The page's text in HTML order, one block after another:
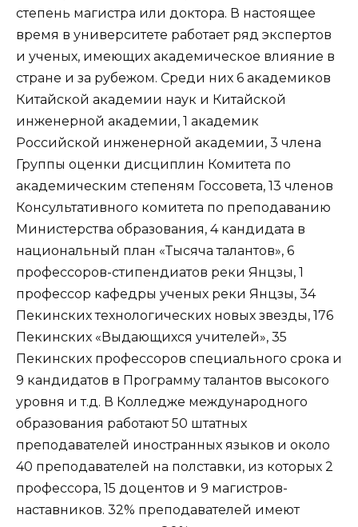
степень магистра или доктора. В настоящее
время в университете работает ряд экспертов
и ученых, имеющих академическое влияние в
стране и за рубежом. Среди них 6 академиков
Китайской академии наук и Китайской
инженерной академии, 1 академик
Российской инженерной академии, 3 члена
Группы оценки дисциплин Комитета по
академическим степеням Госсовета, 13 членов
Консультативного комитета по преподаванию
Министерства образования, 4 кандидата в
национальный план «Тысяча талантов», 6
профессоров-стипендиатов реки Янцзы, 1
профессор кафедры ученых реки Янцзы, 34
Пекинских технологических новых звезды, 176
Пекинских «Выдающихся учителей», 35
Пекинских профессоров специального срока и
9 кандидатов в Программу талантов высокого
уровня и т.д. В Колледже международного
образования работают 50 штатных
преподавателей иностранных языков и около
40 преподавателей на полставки, из которых 2
профессора, 15 доцентов и 9 магистров-
наставников. 32% преподавателей имеют